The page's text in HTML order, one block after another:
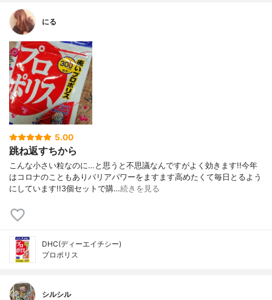
にる
5.00
跳ね返すちから
こんな小さい粒なのに…と思うと不思議なんですがよく効きます!!今年
はコロナのこともありバリアパワーをますます高めたくて毎日とるよう
にしています!!3個セットで購…続きを見る
DHC(ディーエイチシー)
プロポリス
シルシル